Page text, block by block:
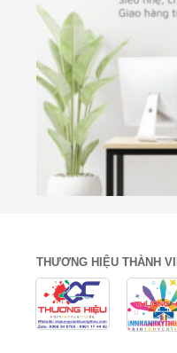
THƯƠNG HIỆU THÀNH